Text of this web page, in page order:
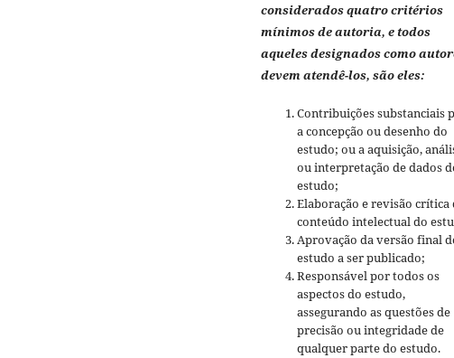
considerados quatro critérios
mínimos de autoria, e todos
aqueles designados como
devem atendê-los, são eles:
Contribuições substanciais
a concepção ou desenho do
estudo; ou a aquisição,
ou interpretação de dados
estudo;
Elaboração e revisão crítica
conteúdo intelectual do
Aprovação da versão final
estudo a ser publicado;
Responsável por todos os
aspectos do estudo,
assegurando as questões de
precisão ou integridade de
qualquer parte do estudo.